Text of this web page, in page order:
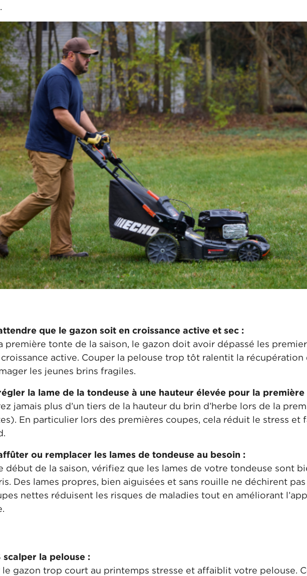
que le gazon soit en croissance active et sec :
première tonte de la saison, le gazon doit avoir dépassé les
active. Couper la pelouse trop tôt ralentit la
les jeunes brins fragiles.
la lame de la tondeuse à une hauteur élevée pour la première
jamais plus d’un tiers de la hauteur du brin d’herbe lors de la
En particulier lors des premières coupes, cela réduit le stress et
ou remplacer les lames de tondeuse au besoin :
début de la saison, vérifiez que les lames de votre tondeuse sont
Des lames propres, bien aiguisées et sans rouille ne déchirent
nettes réduisent les risques de maladies tout en améliorant
scalper la pelouse :
le gazon trop court au printemps stresse et affaiblit votre pelouse.